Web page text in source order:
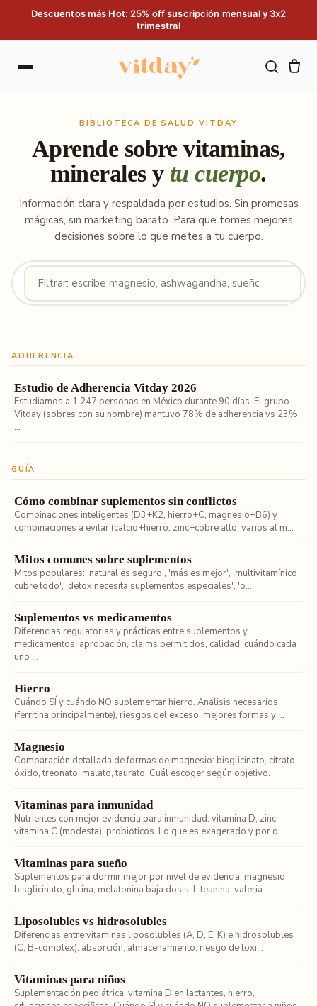
Saltar al contenido
Descuentos más Hot: 25% off suscripción mensual y 3x2
trimestral
BIBLIOTECA DE SALUD VITDAY
Aprende sobre vitaminas,
minerales y tu cuerpo.
Información clara y respaldada por estudios. Sin promesas
mágicas, sin marketing barato. Para que tomes mejores
decisiones sobre lo que metes a tu cuerpo.
ADHERENCIA
Estudio de Adherencia Vitday 2026
Estudiamos a 1,247 personas en México durante 90 días. El grupo
Vitday (sobres con su nombre) mantuvo 78% de adherencia vs 23%
...
GUÍA
Cómo combinar suplementos sin conflictos
Combinaciones inteligentes (D3+K2, hierro+C, magnesio+B6) y
combinaciones a evitar (calcio+hierro, zinc+cobre alto, varios al m...
Mitos comunes sobre suplementos
Mitos populares: 'natural es seguro', 'más es mejor', 'multivitamínico
cubre todo', 'detox necesita suplementos especiales', 'o...
Suplementos vs medicamentos
Diferencias regulatorias y prácticas entre suplementos y
medicamentos: aprobación, claims permitidos, calidad, cuándo cada
uno ...
Hierro
Cuándo SÍ y cuándo NO suplementar hierro. Análisis necesarios
(ferritina principalmente), riesgos del exceso, mejores formas y ...
Magnesio
Comparación detallada de formas de magnesio: bisglicinato, citrato,
óxido, treonato, malato, taurato. Cuál escoger según objetivo.
Vitaminas para inmunidad
Nutrientes con mejor evidencia para inmunidad: vitamina D, zinc,
vitamina C (modesta), probióticos. Lo que es exagerado y por q...
Vitaminas para sueño
Suplementos para dormir mejor por nivel de evidencia: magnesio
bisglicinato, glicina, melatonina baja dosis, l-teanina, valeria...
Liposolubles vs hidrosolubles
Diferencias entre vitaminas liposolubles (A, D, E, K) e hidrosolubles
(C, B-complex): absorción, almacenamiento, riesgo de toxi...
Vitaminas para niños
Suplementación pediátrica: vitamina D en lactantes, hierro,